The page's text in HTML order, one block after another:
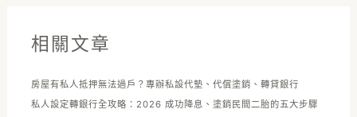
相關文章
房屋有私人抵押無法過戶？專辦私設代墊、代償塗銷、轉貸銀行
私人設定轉銀行全攻略：2026 成功降息、塗銷民間二胎的五大步驟